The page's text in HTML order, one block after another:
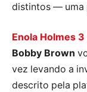
distintos — uma
Enola Holmes 3
Bobby Brown
vez levando a
descrito pela